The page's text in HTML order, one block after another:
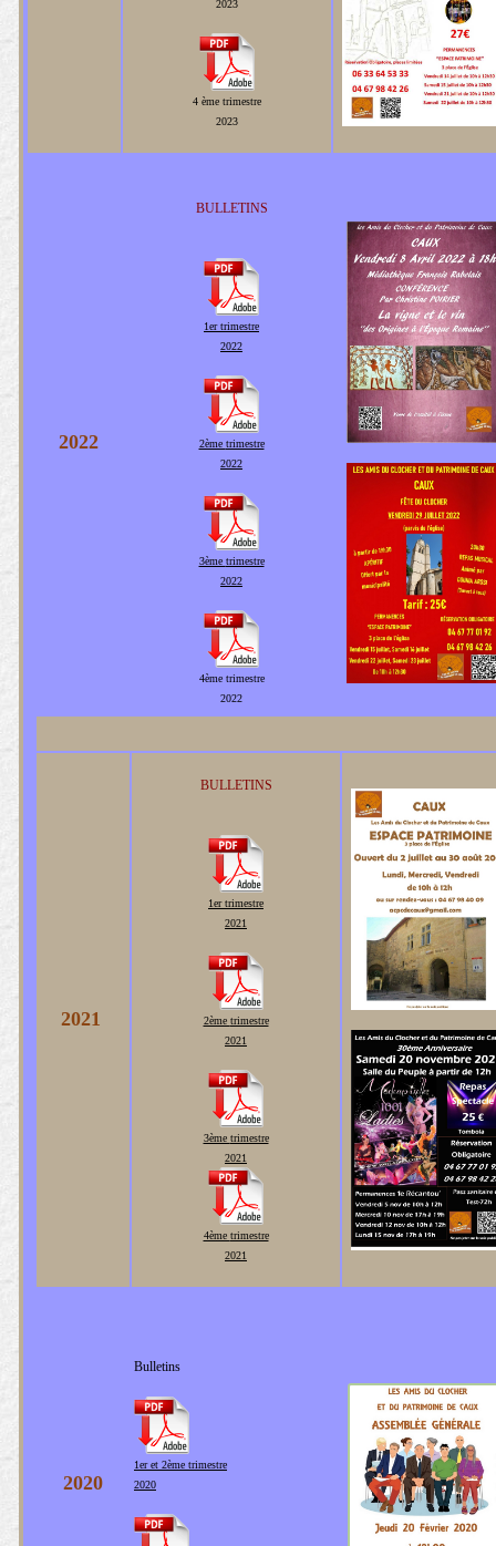
2023
4 ème trimestre
2023
2022
BULLETINS
1ertrimestre
2022
2ème trimestre
2022
3ème trimestre
2022
4ème trimestre
2022
2021
BULLETINS
1ertrimestre
2021
2ème trimestre
2021
3ème trimestre
2021
4ème trimestre
2021
2020
Bulletins
1er et 2ème trimestre
2020